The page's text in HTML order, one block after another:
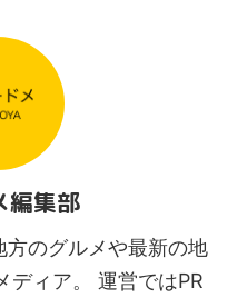
編集部
のグルメや最新の地
ディア。 運営ではPR